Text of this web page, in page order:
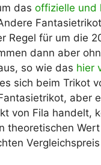
das offizielle und
Regel für um die
dann aber
so wie das hier
sich beim Trikot
aber
von Fila handelt,
theoretischen